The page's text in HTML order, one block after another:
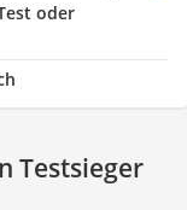
oder
Testsieger